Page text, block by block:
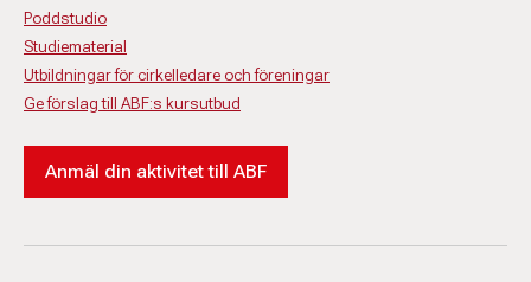
Poddstudio
Studiematerial
Utbildningar för cirkelledare och föreningar
Ge förslag till ABF:s kursutbud
Anmäl din aktivitet till ABF